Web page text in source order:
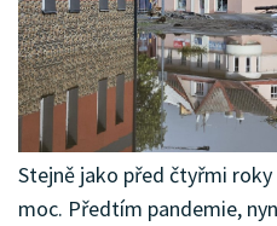
Stejně jako před čtyřmi
moc. Předtím pandemie,